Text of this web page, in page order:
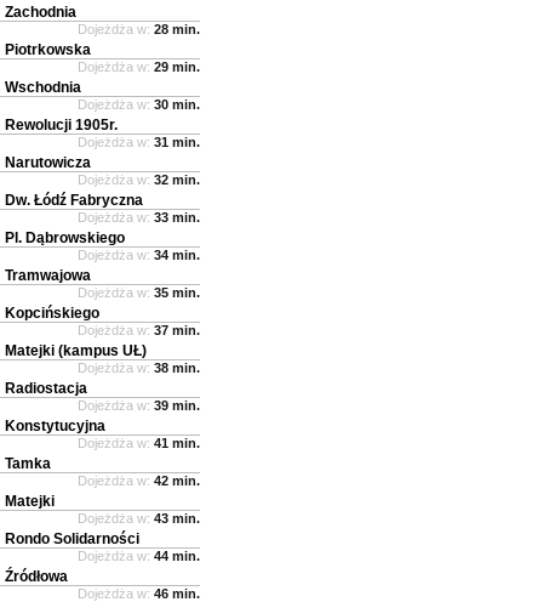
Zachodnia
Dojeżdża w: 28 min.
Piotrkowska
Dojeżdża w: 29 min.
Wschodnia
Dojeżdża w: 30 min.
Rewolucji 1905r.
Dojeżdża w: 31 min.
Narutowicza
Dojeżdża w: 32 min.
Dw. Łódź Fabryczna
Dojeżdża w: 33 min.
Pl. Dąbrowskiego
Dojeżdża w: 34 min.
Tramwajowa
Dojeżdża w: 35 min.
Kopcińskiego
Dojeżdża w: 37 min.
Matejki (kampus UŁ)
Dojeżdża w: 38 min.
Radiostacja
Dojeżdża w: 39 min.
Konstytucyjna
Dojeżdża w: 41 min.
Tamka
Dojeżdża w: 42 min.
Matejki
Dojeżdża w: 43 min.
Rondo Solidarności
Dojeżdża w: 44 min.
Źródłowa
Dojeżdża w: 46 min.